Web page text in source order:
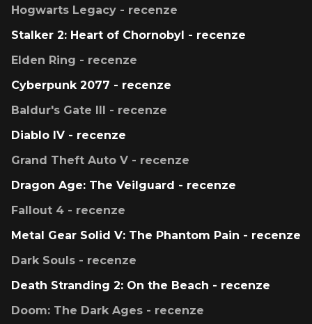
Hogwarts Legacy - recenze
Stalker 2: Heart of Chornobyl - recenze
Elden Ring - recenze
Cyberpunk 2077 - recenze
Baldur's Gate III - recenze
Diablo IV - recenze
Grand Theft Auto V - recenze
Dragon Age: The Veilguard - recenze
Fallout 4 - recenze
Metal Gear Solid V: The Phantom Pain - recenze
Dark Souls - recenze
Death Stranding 2: On the Beach - recenze
Doom: The Dark Ages - recenze